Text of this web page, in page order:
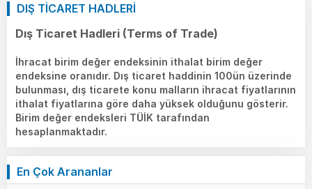
DIŞ TİCARET HADLERİ
Dış Ticaret Hadleri (Terms of Trade)
İhracat birim değer endeksinin ithalat birim değer
endeksine oranıdır. Dış ticaret haddinin 100ün üzerinde
bulunması, dış ticarete konu malların ihracat fiyatlarının
ithalat fiyatlarına göre daha yüksek olduğunu gösterir.
Birim değer endeksleri TÜİK tarafından
hesaplanmaktadır.
En Çok Arananlar